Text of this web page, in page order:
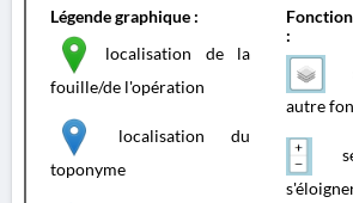
Légende graphique :
localisation de la
fouille/de l'opération
localisation du
toponyme
:
autre